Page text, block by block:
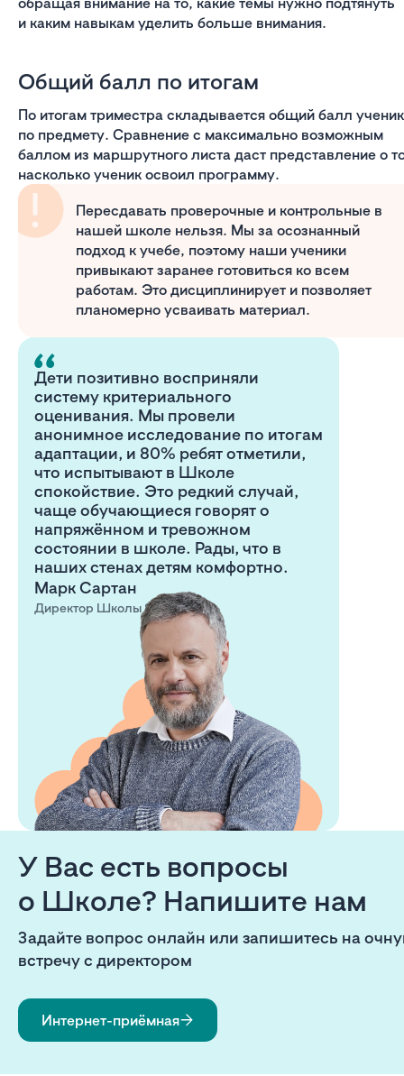
и каким навыкам уделить больше внимания.
Общий балл по итогам
По итогам триместра складывается общий балл
по предмету. Сравнение с максимально возможным
баллом из маршрутного листа даст представление о
насколько ученик освоил программу.
Пересдавать проверочные и контрольные в
нашей школе нельзя. Мы за осознанный
подход к учебе, поэтому наши ученики
привыкают заранее готовиться ко всем
работам. Это дисциплинирует и позволяет
планомерно усваивать материал.
Дети позитивно восприняли
систему критериального
оценивания. Мы провели
анонимное исследование по итогам
адаптации, и 80% ребят отметили,
что испытывают в Школе
спокойствие. Это редкий случай,
чаще обучающиеся говорят о
напряжённом и тревожном
состоянии в школе. Рады, что в
наших стенах детям комфортно.
Марк Сартан
Директор Школы 800
У Вас есть вопросы
о Школе? Напишите нам
Задайте вопрос онлайн или запишитесь на
встречу с директором
Интернет-приёмная